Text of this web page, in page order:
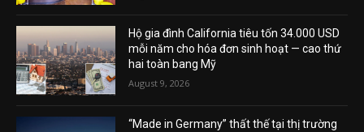
Hộ gia đình California tiêu tốn 34.000 USD
mỗi năm cho hóa đơn sinh hoạt — cao thứ
hai toàn bang Mỹ
August 9, 2026
“Made in Germany” thất thế tại thị trường